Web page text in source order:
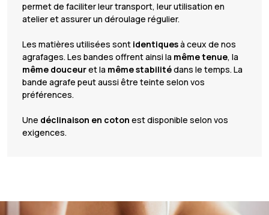
permet de faciliter leur transport, leur utilisation en
atelier et assurer un déroulage régulier.
Les matières utilisées sont identiquesà ceux de nos
agrafages. Les bandes offrent ainsi la même tenue, la
même douceuret la même stabilitédans le temps. La
bande agrafe peut aussi être teinte selon vos
préférences.
Une déclinaison en coton est disponible selon vos
exigences.